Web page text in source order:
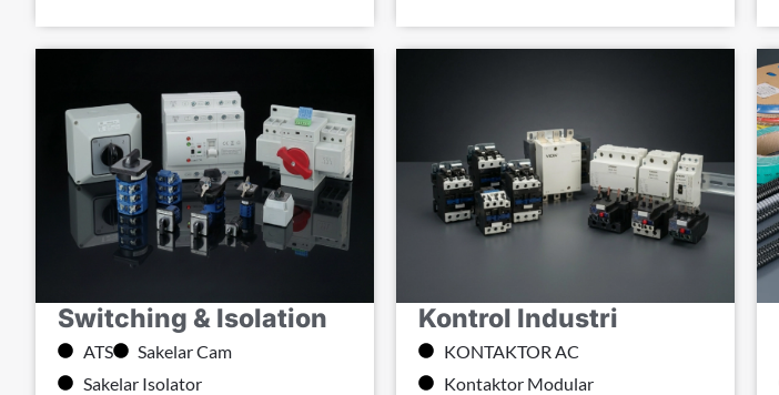
Switching & Isolation
ATS
Sakelar Cam
Sakelar Isolator
Kontrol Industri
KONTAKTOR AC
Kontaktor Modular